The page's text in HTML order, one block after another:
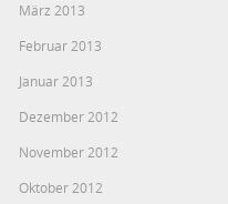
März 2013
Februar 2013
Januar 2013
Dezember 2012
November 2012
Oktober 2012